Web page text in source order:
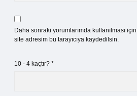
Daha sonraki yorumlarımda kullanılması
site adresim bu tarayıcıya kaydedilsin.
10 - 4 kaçtır? *